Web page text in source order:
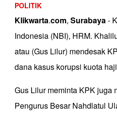
POLITIK
Klikwarta.com, Surabaya-
Indonesia (NBI), HRM.
atau (Gus Lilur) mendesak
dana kasus korupsi kuota
Gus Lilur meminta KPK juga
Pengurus Besar Nahdlatul